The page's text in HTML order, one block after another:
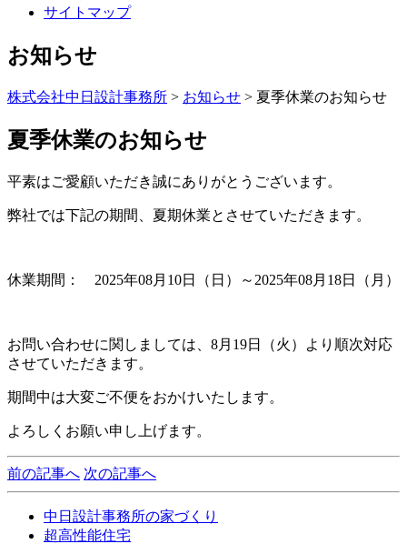
サイトマップ
お知らせ
株式会社中日設計事務所 > お知らせ > 夏季休業のお知らせ
夏季休業のお知らせ
平素はご愛顧いただき誠にありがとうございます。
弊社では下記の期間、夏期休業とさせていただきます。
休業期間： 2025年08月10日（日）～2025年08月18日（月）
お問い合わせに関しましては、8月19日（火）より順次対応
させていただきます。
期間中は大変ご不便をおかけいたします。
よろしくお願い申し上げます。
前の記事へ 次の記事へ
中日設計事務所の家づくり
超高性能住宅